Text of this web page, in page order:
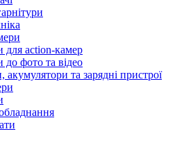
для action-камер
до фото та відео
акумулятори та зарядні пристрої